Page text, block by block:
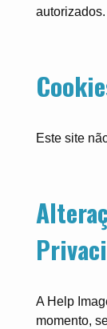
autorizados.
Este site
A Help
momento,